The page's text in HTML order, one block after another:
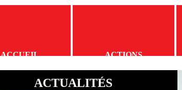
ACCUEIL ACTIONS
ACTUALITÉS